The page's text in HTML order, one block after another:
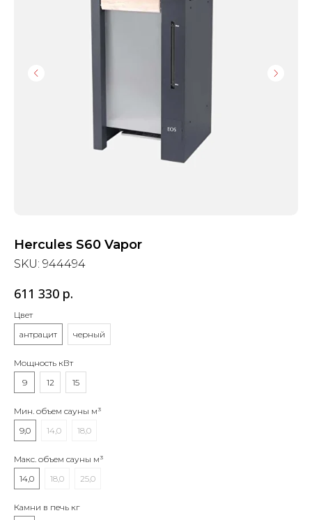
Hercules S60 Vapor
SKU: 944494
611 330 р.
Цвет
антрацит
черный
Мощность кВт
9
12 15
Мин. объем сауны м³
9,0
14,0 18,0
Макс. объем сауны м³
14,0
18,0 25,0
Камни в печь кг